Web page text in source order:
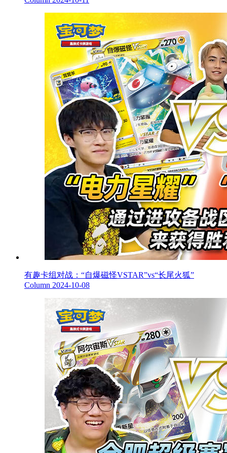
有趣卡组对战：“自爆磁怪VSTAR”vs“长尾火狐”
Column 2024-10-08